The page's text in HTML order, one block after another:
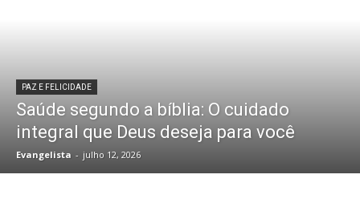
PAZ E FELICIDADE
Saúde segundo a bíblia: O cuidado
integral que Deus deseja para você
Evangelista - julho 12, 2026